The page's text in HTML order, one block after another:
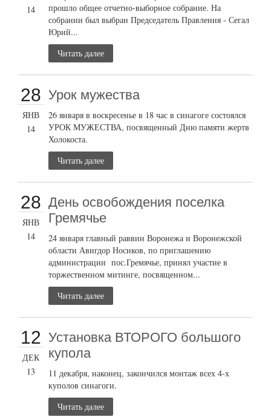
14
прошло общее отчетно-выборное собрание. На
собрании был выбран Председатель Правления - Сегал
Юрий...
Читать далее
28
ЯНВ
14
Урок мужества
26 января в воскресенье в 18 час в синагоге состоялся
УРОК МУЖЕСТВА, посвященный Дню памяти жертв
Холокоста.
Читать далее
28
ЯНВ
14
День освобождения поселка
Гремячье
24 января главный раввин Воронежа и Воронежской
области Авигдор Носиков, по приглашению
администрации пос.Гремячье, принял участие в
торжественном митинге, посвященном...
Читать далее
12
ДЕК
13
Установка ВТОРОГО большого
купола
11 декабря, наконец, закончился монтаж всех 4-х
куполов синагоги.
Читать далее